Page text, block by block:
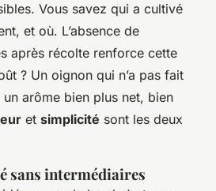
Vous savez qui a cultivé
et où. L’absence de
après récolte renforce cette
? Un oignon qui n’a pas fait
arôme bien plus net, bien
et simplicité sont les deux
sans intermédiaires